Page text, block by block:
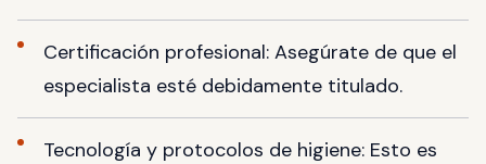
Certificación profesional: Asegúrate de que el
especialista esté debidamente titulado.
Tecnología y protocolos de higiene: Esto es